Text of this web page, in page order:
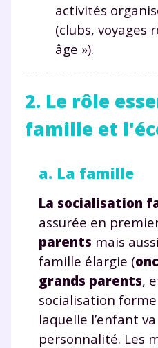
activités
(clubs, voyages
âge »).
2. Le rôle
famille et
a. La famille
La socialisation
assurée en
parents mais
famille élargie (
grands parents,
socialisation
laquelle l’enfant
personnalité. Les